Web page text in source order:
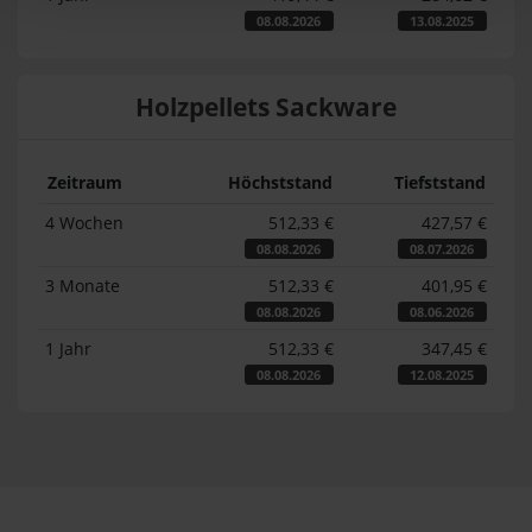
08.08.2026 13.08.2025
Holzpellets Sackware
Zeitraum Höchststand
Tiefststand
4 Wochen
512,33 €
08.08.2026
427,57 €
08.07.2026
3 Monate 512,33 €
08.08.2026
401,95 €
08.06.2026
1 Jahr 512,33 €
08.08.2026
347,45 €
12.08.2025